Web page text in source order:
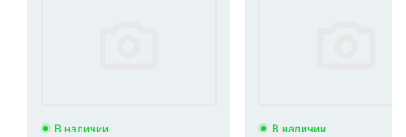
В наличии
В наличии